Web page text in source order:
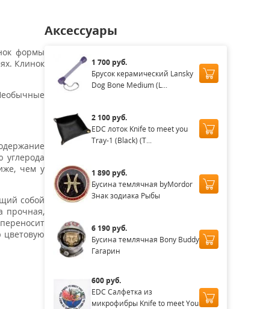
формы
Клинок
углерода
чем у
собой
прочная,
цветовую
Аксессуары
1 700 руб.
Брусок керамический Lansky
Dog Bone Medium (L...
2 100 руб.
EDC лоток Knife to meet you
Tray-1 (Black) (T...
1 890 руб.
Бусина темлячная byMordor
Знак зодиака Рыбы
6 190 руб.
Бусина темлячная Bony Buddy
Гагарин
600 руб.
EDC Салфетка из
микрофибры Knife to meet You